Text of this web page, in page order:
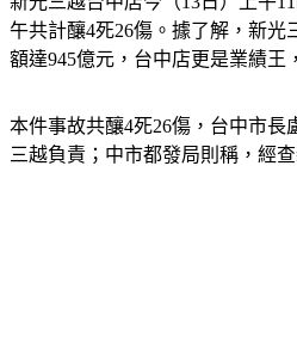
午共計釀4死26傷。據了解，新光
額達945億元，台中店更是業績王
本件事故共釀4死26傷，台中市長
三越負責；中市都發局則稱，經